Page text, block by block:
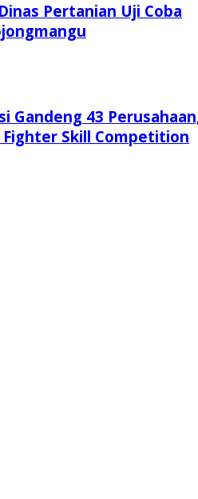
Pertanian Uji Coba
Gandeng 43
Skill Competition